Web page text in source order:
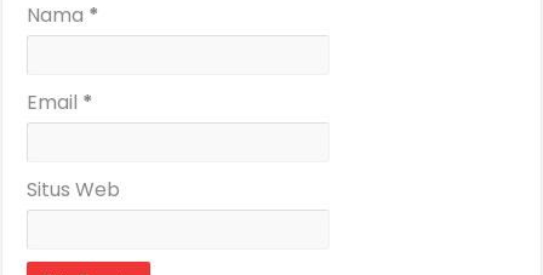
Nama *
Email *
Situs Web